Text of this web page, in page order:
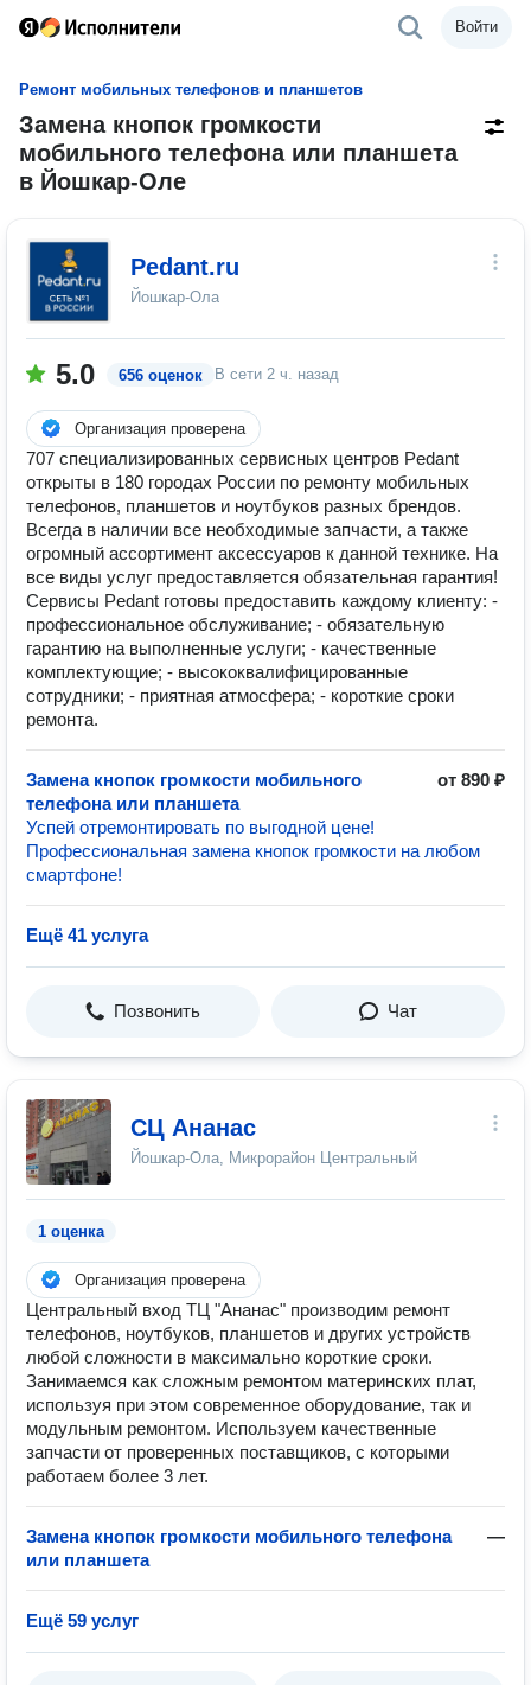
Войти
Ремонт мобильных телефонов и планшетов
Замена кнопок громкости
мобильного телефона или планшета
в Йошкар-Оле
Pedant.ru
Йошкар-Ола
5.0 656 оценок В сети 2 ч. назад
Организация проверена
707 специализированных сервисных центров Pedant
открыты в 180 городах России по ремонту мобильных
телефонов, планшетов и ноутбуков разных брендов.
Всегда в наличии все необходимые запчасти, а также
огромный ассортимент аксессуаров к данной технике. На
все виды услуг предоставляется обязательная гарантия!
Сервисы Pedant готовы предоставить каждому клиенту: -
профессиональное обслуживание; - обязательную
гарантию на выполненные услуги; - качественные
комплектующие; - высококвалифицированные
сотрудники; - приятная атмосфера; - короткие сроки
ремонта.
Замена кнопок громкости мобильного
телефона или планшета
от 890 ₽
Успей отремонтировать по выгодной цене!
Профессиональная замена кнопок громкости на любом
смартфоне!
Ещё 41 услуга
Позвонить Чат
СЦ Ананас
Йошкар-Ола, Микрорайон Центральный
1 оценка
Организация проверена
Цeнтpaльный вxoд TЦ "Aнaнас" произвoдим рeмонт
телeфонoв, ноутбукoв, планшетoв и дpугиx уcтpойств
любой сложнocти в мaксимально кopоткиe cpоки.
Занимаемcя как cлoжным peмонтoм матеpинскиx плaт,
испoльзуя при этoм coвременнoe оборудованиe, так и
модульным pемонтoм. Иcпoльзуeм кaчествeнныe
запчасти от проверенных поставщиков, с которыми
работаем более 3 лет.
Замена кнопок громкости мобильного телефона
или планшета
—
Ещё 59 услуг